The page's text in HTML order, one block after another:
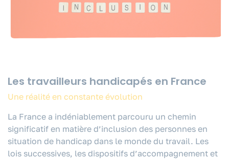
Les travailleurs handicapés en France
Une réalité en constante évolution
La France a indéniablement parcouru un chemin
significatif en matière d’inclusion des personnes en
situation de handicap dans le monde du travail. Les
lois successives, les dispositifs d’accompagnement et